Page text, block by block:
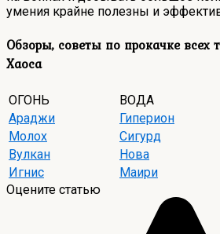
умения крайне полезны и
Обзоры, советы по прокачке всех
Хаоса
ОГОНЬ ВОДА
Араджи
Гиперион
Молох
Сигурд
Вулкан
Нова
Игнис
Маири
Оцените статью